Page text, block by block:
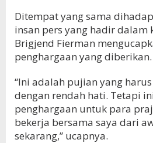
Ditempat yang sama
insan pers yang hadir dalam
Brigjend Fierman
penghargaan yang diberikan.
“Ini adalah pujian yang
dengan rendah hati. Tetapi
penghargaan untuk para
bekerja bersama saya dari
sekarang,” ucapnya.